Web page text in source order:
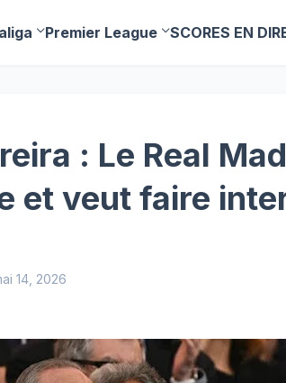
Premier League SCORES EN
: Le Real
et veut faire
14, 2026